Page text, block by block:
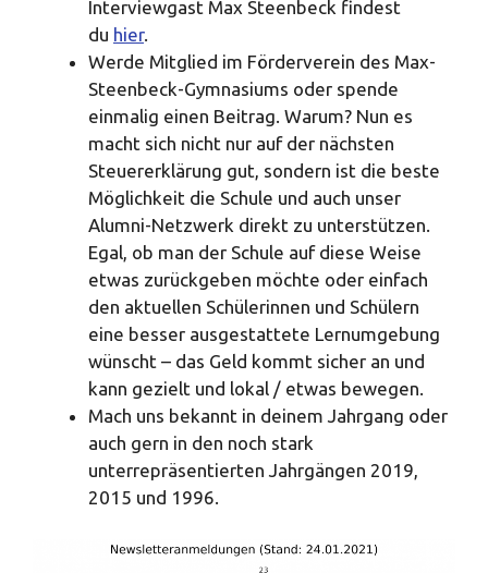
Interviewgast Max Steenbeck findest
du hier.
Werde Mitglied im Förderverein des Max-
Steenbeck-Gymnasiums oder spende
einmalig einen Beitrag. Warum? Nun es
macht sich nicht nur auf der nächsten
Steuererklärung gut, sondern ist die beste
Möglichkeit die Schule und auch unser
Alumni-Netzwerk direkt zu unterstützen.
Egal, ob man der Schule auf diese Weise
etwas zurückgeben möchte oder einfach
den aktuellen Schülerinnen und Schülern
eine besser ausgestattete Lernumgebung
wünscht – das Geld kommt sicher an und
kann gezielt und lokal / etwas bewegen.
Mach uns bekannt in deinem Jahrgang oder
auch gern in den noch stark
unterrepräsentierten Jahrgängen 2019,
2015 und 1996.